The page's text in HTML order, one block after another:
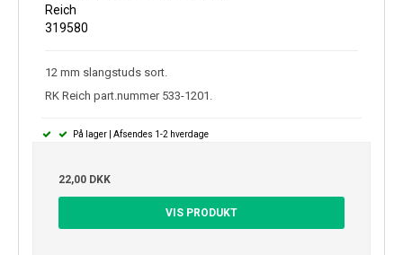
Reich
319580
12 mm slangstuds sort.
RK Reich part.nummer 533-1201.
På lager | Afsendes 1-2 hverdage
22,00 DKK
VIS PRODUKT